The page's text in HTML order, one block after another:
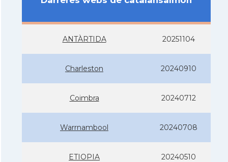
ANTÀRTIDA 20251104
Charleston 20240910
Coimbra 20240712
Warrnambool 20240708
ETIOPIA 20240510